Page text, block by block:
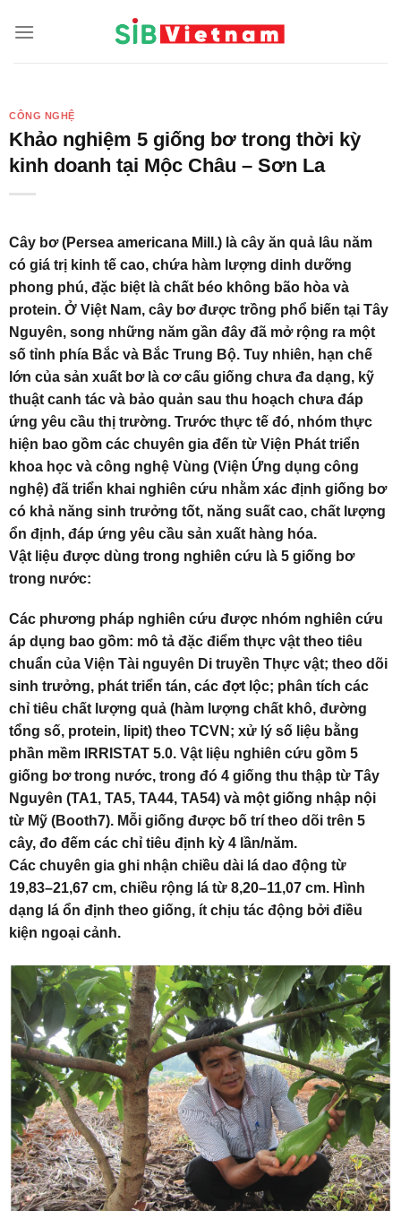
CÔNG NGHỆ
Khảo nghiệm 5 giống bơ trong thời kỳ
kinh doanh tại Mộc Châu – Sơn La
Cây bơ (Persea americana Mill.) là cây ăn quả lâu năm
có giá trị kinh tế cao, chứa hàm lượng dinh dưỡng
phong phú, đặc biệt là chất béo không bão hòa và
protein. Ở Việt Nam, cây bơ được trồng phổ biến tại Tây
Nguyên, song những năm gần đây đã mở rộng ra một
số tỉnh phía Bắc và Bắc Trung Bộ. Tuy nhiên, hạn chế
lớn của sản xuất bơ là cơ cấu giống chưa đa dạng, kỹ
thuật canh tác và bảo quản sau thu hoạch chưa đáp
ứng yêu cầu thị trường. Trước thực tế đó, nhóm thực
hiện bao gồm các chuyên gia đến từ Viện Phát triển
khoa học và công nghệ Vùng (Viện Ứng dụng công
nghệ) đã triển khai nghiên cứu nhằm xác định giống bơ
có khả năng sinh trưởng tốt, năng suất cao, chất lượng
ổn định, đáp ứng yêu cầu sản xuất hàng hóa.
Vật liệu được dùng trong nghiên cứu là 5 giống bơ
trong nước:
Các phương pháp nghiên cứu được nhóm nghiên cứu
áp dụng bao gồm: mô tả đặc điểm thực vật theo tiêu
chuẩn của Viện Tài nguyên Di truyền Thực vật; theo dõi
sinh trưởng, phát triển tán, các đợt lộc; phân tích các
chỉ tiêu chất lượng quả (hàm lượng chất khô, đường
tổng số, protein, lipit) theo TCVN; xử lý số liệu bằng
phần mềm IRRISTAT 5.0. Vật liệu nghiên cứu gồm 5
giống bơ trong nước, trong đó 4 giống thu thập từ Tây
Nguyên (TA1, TA5, TA44, TA54) và một giống nhập nội
từ Mỹ (Booth7). Mỗi giống được bố trí theo dõi trên 5
cây, đo đếm các chỉ tiêu định kỳ 4 lần/năm.
Các chuyên gia ghi nhận chiều dài lá dao động từ
19,83–21,67 cm, chiều rộng lá từ 8,20–11,07 cm. Hình
dạng lá ổn định theo giống, ít chịu tác động bởi điều
kiện ngoại cảnh.